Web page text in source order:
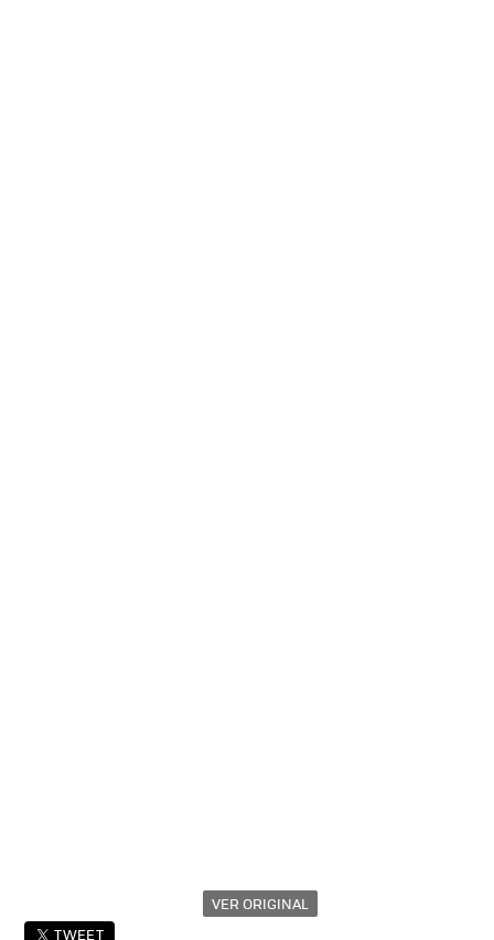
VER ORIGINAL
TWEET